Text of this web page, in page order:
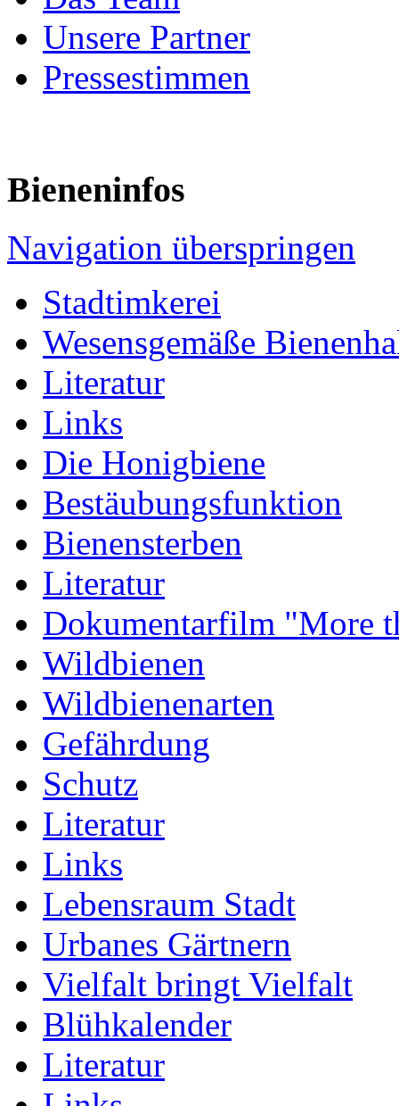
Unsere Partner
Pressestimmen
Bieneninfos
Navigation überspringen
Stadtimkerei
Wesensgemäße
Literatur
Links
Die Honigbiene
Bestäubungsfunktion
Bienensterben
Literatur
Dokumentarfilm "More
Wildbienen
Wildbienenarten
Gefährdung
Schutz
Literatur
Links
Lebensraum Stadt
Urbanes Gärtnern
Vielfalt bringt Vielfalt
Blühkalender
Literatur